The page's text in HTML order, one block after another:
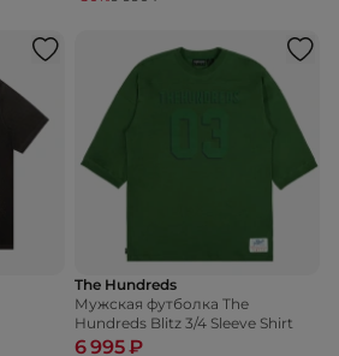
The Hundreds
Мужская футболка The
Hundreds Blitz 3/4 Sleeve Shirt
6 995 ₽